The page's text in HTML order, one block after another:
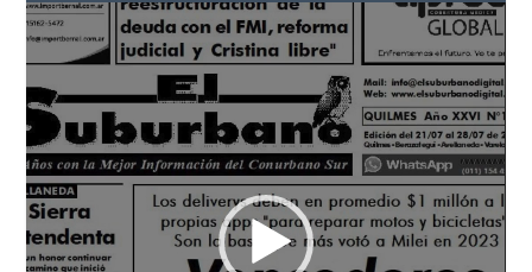
Reproductor
de
vídeo